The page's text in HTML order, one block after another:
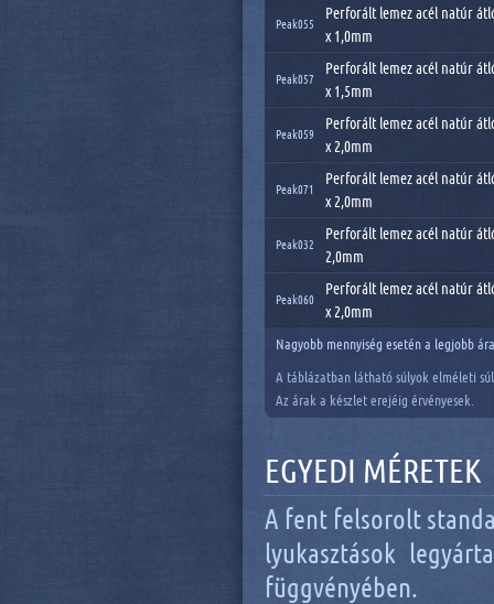
Peak055
Perforált lemez acél natúr
x 1,0mm
Peak057
Perforált lemez acél natúr
x 1,5mm
Peak059
Perforált lemez acél natúr
x 2,0mm
Peak071
Perforált lemez acél natúr
x 2,0mm
Peak032
Perforált lemez acél natúr
2,0mm
Peak060
Perforált lemez acél natúr
x 2,0mm
Nagyobb mennyiség esetén a legjobb
A táblázatban látható súlyok elméleti
Az árak a készlet erejéig érvényesek.
EGYEDI MÉRETEK
A fent felsorolt
lyukasztások
függvényében.